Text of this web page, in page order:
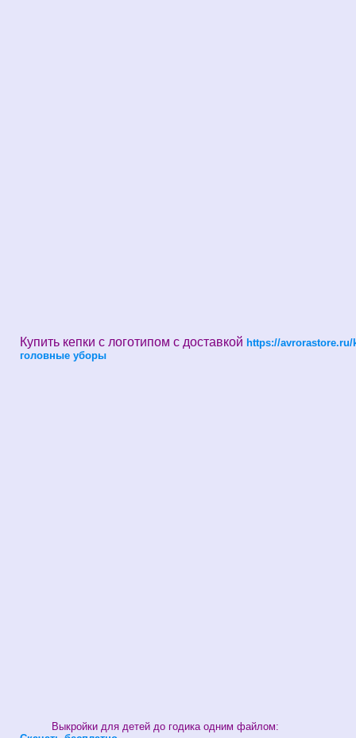
Купить кепки с логотипом с доставкой https://
головные уборы
Выкройки для детей до годика одним файлом: